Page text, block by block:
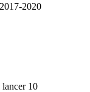
2020
10